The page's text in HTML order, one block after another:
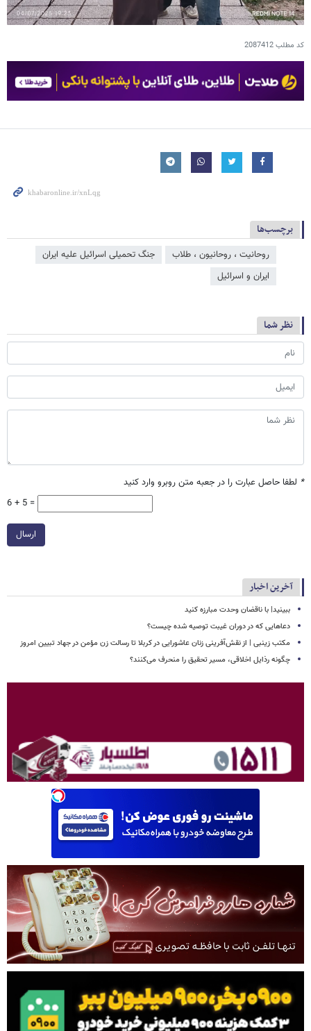
کد مطلب2087412
برچسب‌ها
روحانیت ، روحانیون ، طلاب
جنگ تحمیلی اسرائیل علیه ایران
ایران و اسرائیل
نظر شما
* لطفا حاصل عبارت را در جعبه متن روبرو وارد کنید
6 + 5 =
ارسال
آخرین اخبار
ببینید| با ناقضان وحدت مبارزه کنید
دعاهایی که در دوران غیبت توصیه شده چیست؟
مکتب زینبی | از نقش‌آفرینی زنان عاشورایی در کربلا تا رسالت زن مؤمن در جهاد تبیین امروز
چگونه رذایل اخلاقی، مسیر تحقیق را منحرف می‌کنند؟